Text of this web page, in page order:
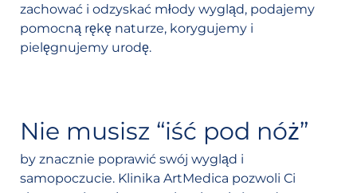
zachować i odzyskać młody wygląd, podajemy
pomocną rękę naturze, korygujemy i
pielęgnujemy urodę.
Nie musisz “iść pod nóż”
by znacznie poprawić swój wygląd i
samopoczucie. Klinika ArtMedica pozwoli Ci